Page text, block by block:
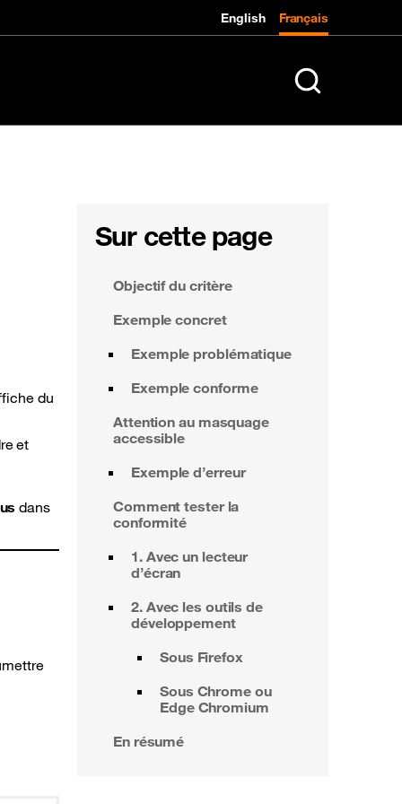
English Français
Rechercher sur
du
et
dans
Sur cette page
Objectif du critère
Exemple concret
Exemple problématique
Exemple conforme
Attention au masquage
accessible
Exemple d’erreur
Comment tester la
conformité
1. Avec un lecteur
d’écran
2. Avec les outils de
développement
Sous Firefox
Sous Chrome ou
Edge Chromium
En résumé